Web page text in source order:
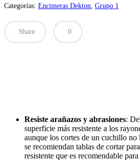
Categorías: Encimeras Dekton, Grupo 1
Share 0
Resiste arañazos y abrasiones:
superficie más resistente a los
aunque los cortes de un cuchillo no
se recomiendan tablas de cortar
resistente que es recomendable